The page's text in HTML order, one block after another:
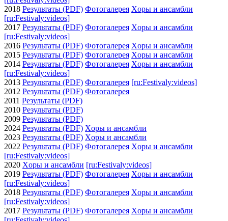
2018 Результаты (PDF) Фотогалерея Xоры и ансамбли
[ru:Festivaly:videos]
2017 Результаты (PDF) Фотогалерея Xоры и ансамбли
[ru:Festivaly:videos]
2016 Результаты (PDF) Фотогалерея Xоры и ансамбли
2015 Результаты (PDF) Фотогалерея Xоры и ансамбли
2014 Результаты (PDF) Фотогалерея Xоры и ансамбли
[ru:Festivaly:videos]
2013 Результаты (PDF) Фотогалерея [ru:Festivaly:videos]
2012 Результаты (PDF) Фотогалерея
2011 Результаты (PDF)
2010 Результаты (PDF)
2009 Результаты (PDF)
2024 Результаты (PDF) Xоры и ансамбли
2023 Результаты (PDF) Xоры и ансамбли
2022 Результаты (PDF) Фотогалерея Xоры и ансамбли
[ru:Festivaly:videos]
2020 Xоры и ансамбли [ru:Festivaly:videos]
2019 Результаты (PDF) Фотогалерея Xоры и ансамбли
[ru:Festivaly:videos]
2018 Результаты (PDF) Фотогалерея Xоры и ансамбли
[ru:Festivaly:videos]
2017 Результаты (PDF) Фотогалерея Xоры и ансамбли